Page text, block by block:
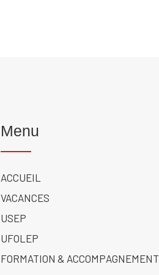
Menu
ACCUEIL
VACANCES
USEP
UFOLEP
FORMATION & ACCOMPAGNEMENT